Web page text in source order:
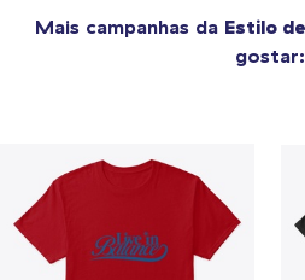
Mais campanhas da Estilo
gostar: